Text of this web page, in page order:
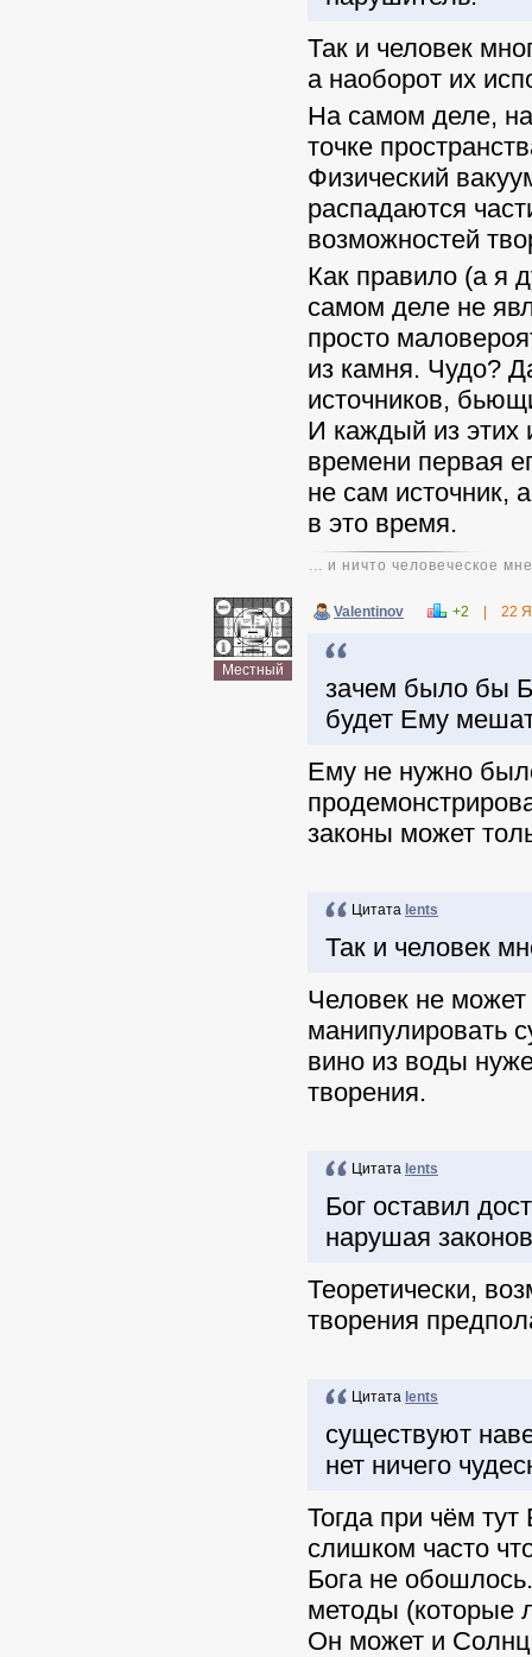
Так и человек
а наоборот их
На самом деле,
точке
Физический
распадаются
возможностей
Как правило (а я
самом деле не
просто
из камня. Чудо?
источников,
И каждый из этих
времени первая
не сам источник,
в это время.
... и ничто человеческое
Местный
Valentinov +2 22
зачем было бы
будет Ему
Ему не нужно
законы может
Цитата lents
Так и человек
Человек не может
манипулировать
вино из воды
творения.
Цитата lents
Бог оставил
нарушая
Теоретически,
творения
Цитата lents
существуют
нет ничего
Тогда при чём
слишком часто
Бога не
методы (которые
Он может и